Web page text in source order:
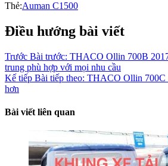
Thẻ:Auman C1500
Điều hướng bài viết
Trước Bài trước: THACO Ollin 700B
trung phù hợp với mọi nhu cầu
Kế tiếp Bài tiếp theo: THACO Ollin 700C
hơn
Bài viết liên quan